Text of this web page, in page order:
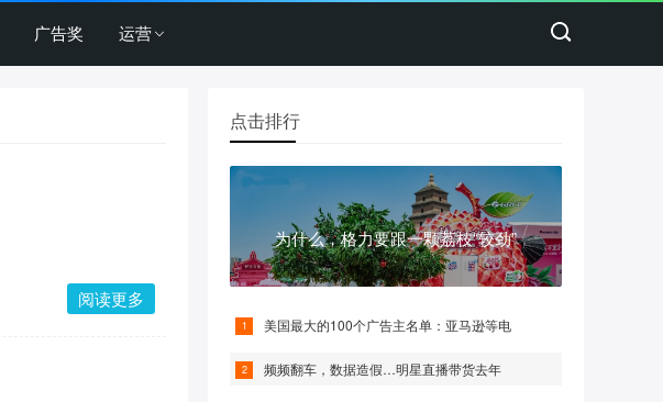
广告奖 运营
阅读更多
点击排行
为什么，格力要跟一颗荔枝“较劲”
美国最大的100个广告主名单：亚马逊等电
频频翻车，数据造假…明星直播带货去年